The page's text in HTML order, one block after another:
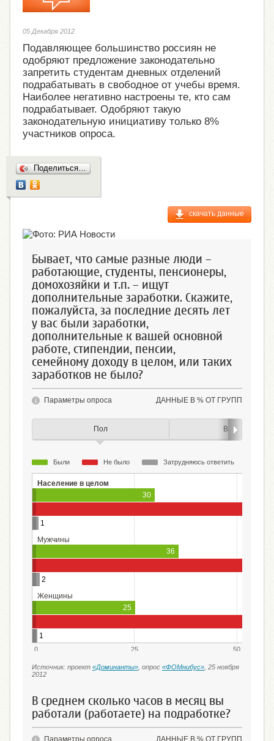
05 Декабря 2012
Подавляющее большинство россиян не
одобряют предложение законодательно
запретить студентам дневных отделений
подрабатывать в свободное от учебы время.
Наиболее негативно настроены те, кто сам
подрабатывает. Одобряют такую
законодательную инициативу только 8%
участников опроса.
скачать данные
Бывает, что самые разные люди –
работающие, студенты, пенсионеры,
домохозяйки и т.п. – ищут
дополнительные заработки. Скажите,
пожалуйста, за последние десять лет
у вас были заработки,
дополнительные к вашей основной
работе, стипендии, пенсии,
семейному доходу в целом, или таких
заработков не было?
ДАННЫЕ В % ОТ ГРУПП
Параметры опроса
Пол Возраст
Были Не было Затрудняюсь ответить
Население в целом
30
1
Мужчины
36
2
Женщины
25
1
0 25 50
Источник: проект «Доминанты» , опрос «ФОМнибус» , 25 ноября
2012
В среднем сколько часов в месяц вы
работали (работаете) на подработке?
ДАННЫЕ В % ОТ ГРУПП
Параметры опроса
Поделиться…